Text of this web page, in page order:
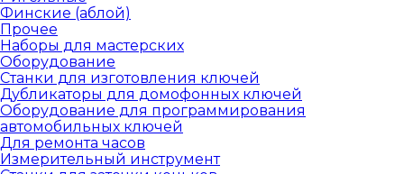
Финские (аблой)
Прочее
Наборы для мастерских
Оборудование
Станки для изготовления ключей
Дубликаторы для домофонных ключей
Оборудование для программирования
автомобильных ключей
Для ремонта часов
Измерительный инструмент